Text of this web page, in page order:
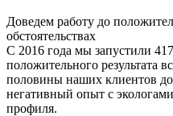
Доведем работу до
обстоятельствах
С 2016 года мы запустили
положительного результата
половины наших клиентов
негативный опыт с
профиля.